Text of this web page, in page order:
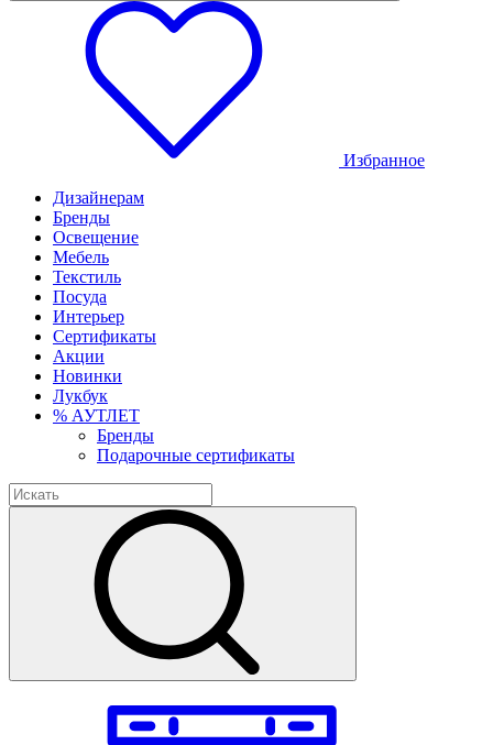
Избранное
Дизайнерам
Бренды
Освещение
Мебель
Текстиль
Посуда
Интерьер
Сертификаты
Акции
Новинки
Лукбук
% АУТЛЕТ
Бренды
Подарочные сертификаты